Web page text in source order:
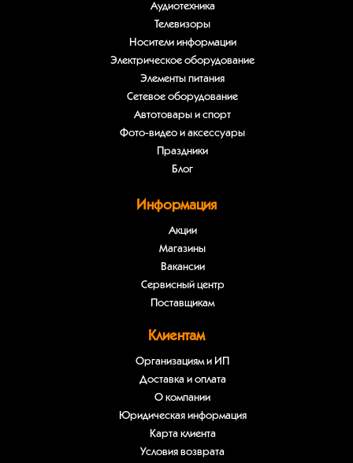
Аудиотехника
Телевизоры
Носители информации
Электрическое оборудование
Элементы питания
Сетевое оборудование
Автотовары и спорт
Фото-видео и аксессуары
Праздники
Блог
Информация
Акции
Магазины
Вакансии
Сервисный центр
Поставщикам
Клиентам
Организациям и ИП
Доставка и оплата
О компании
Юридическая информация
Карта клиента
Условия возврата